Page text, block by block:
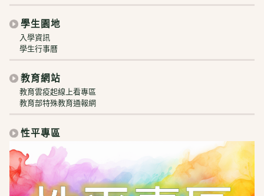
學生園地
入學資訊
學生行事曆
教育網站
教育雲疫起線上看專區
教育部特殊教育通報網
性平專區